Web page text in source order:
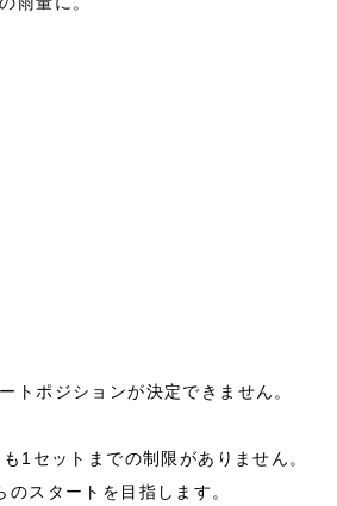
トポジションが決定できません。
1セットまでの制限がありません。
スタートを目指します。